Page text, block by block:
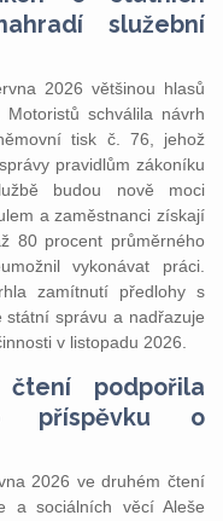
služební
2026 většinou hlasů
schválila návrh
tisk č. 76, jehož
pravidlům zákoníku
budou nově moci
a zaměstnanci získají
80 procent průměrného
vykonávat práci.
zamítnutí předlohy s
správu a nadřazuje
v listopadu 2026.
podpořila
příspěvku o
2026 ve druhém čtení
a sociálních věcí Aleše